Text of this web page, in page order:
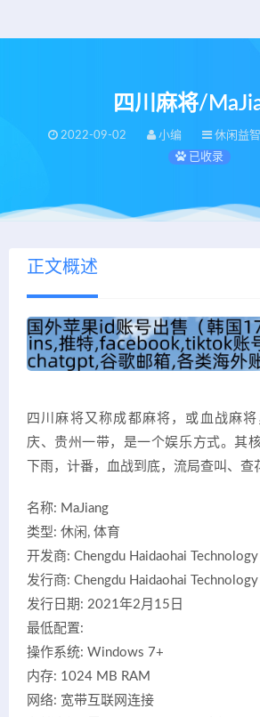
四川麻将/
2022-09-02 小编 休闲益智
已收录
正文概述
四川麻将又称成都麻将，或血战麻
庆、贵州一带，是一个娱乐方式。其
下雨，计番，血战到底，流局查叫、查
名称: MaJiang
类型: 休闲, 体育
开发商: Chengdu Haidaohai Technology
发行商: Chengdu Haidaohai Technology
发行日期: 2021年2月15日
最低配置:
操作系统: Windows 7+
内存: 1024 MB RAM
网络: 宽带互联网连接